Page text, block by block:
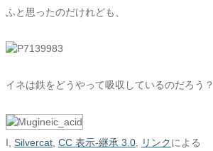
ふと思ったのだけれども、
イネは鉄をどうやって吸収しているのだろう？
I, Silvercat CC 表示-継承 3.0 リンクによる